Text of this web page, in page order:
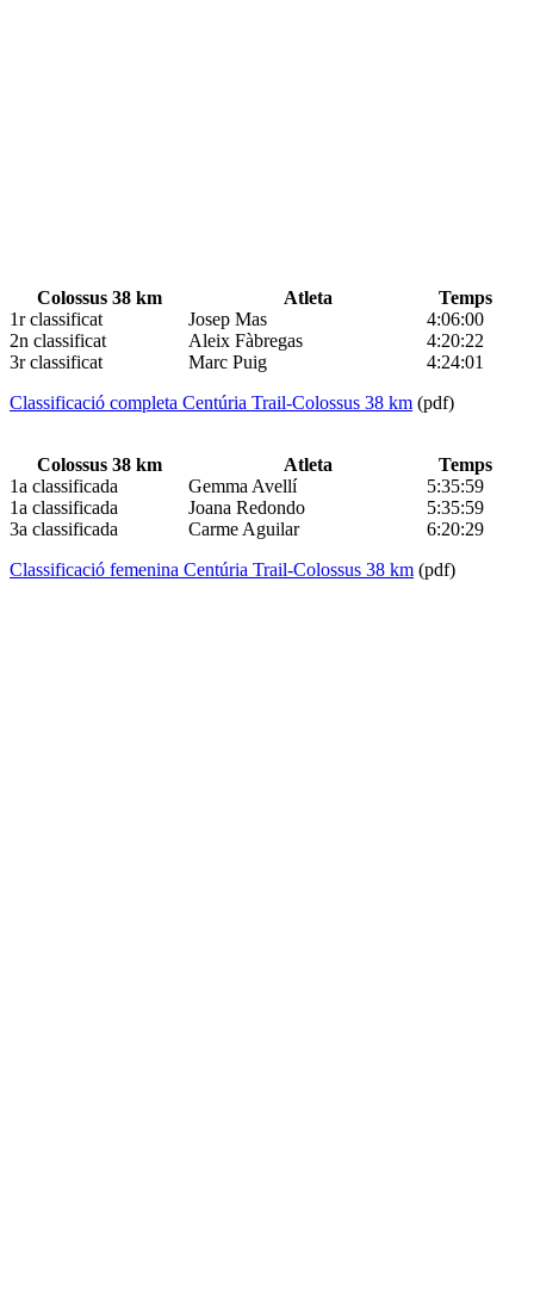
Colossus 38 km Atleta
Temps
1r classificat
Josep Mas
4:06:00
2n classificat
Aleix Fàbregas
4:20:22
3r classificat
Marc Puig
4:24:01
Classificació completa Centúria Trail-Colossus 38 km (pdf)
Colossus 38 km Atleta
Temps
1a classificada
Gemma Avellí
5:35:59
1a classificada
Joana Redondo
5:35:59
3a classificada
Carme Aguilar
6:20:29
Classificació femenina Centúria Trail-Colossus 38 km (pdf)